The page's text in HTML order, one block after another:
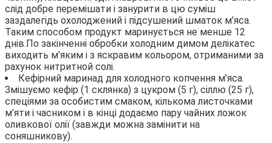
слід добре перемішати і занурити в цю суміш
заздалегідь охолоджений і підсушений шматок м’яса.
Таким способом продукт маринується не менше 12
днів.По закінченні обробки холодним димом делікатес
виходить м’яким і з яскравим кольором, отриманими за
рахунок нитритной солі.
Кефірний маринад для холодного копчення м’яса.
Змішуємо кефір (1 склянка) з цукром (5 г), сіллю (25 г),
спеціями за особистим смаком, кількома листочками
м’яти і часником і в кінці додаємо пару чайних ложок
оливкової олії (завжди можна замінити на
соняшникову).